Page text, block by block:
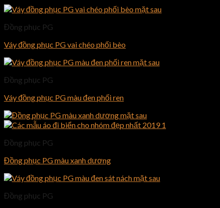
Đồng phục PG
Váy đồng phục PG vai chéo phối bèo
Đồng phục PG
Váy đồng phục PG màu đen phối ren
Đồng phục PG
Đồng phục PG màu xanh dương
Đồng phục PG